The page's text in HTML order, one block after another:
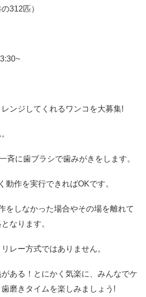
312匹）
ンジしてくれるワンコを大募集!
斉に歯ブラシで歯みがきをします。
動作を実行できればOKです。
をしなかった場合やその場を離れて
なります。
レー方式ではありません。
ある！とにかく気楽に、みんなでケ
磨きタイムを楽しみましょう!